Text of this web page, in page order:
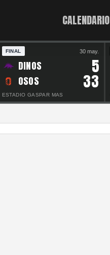
CALENDARIO
FINAL 30 may.
DINOS 5
OSOS 33
ESTADIO GASPAR MAS